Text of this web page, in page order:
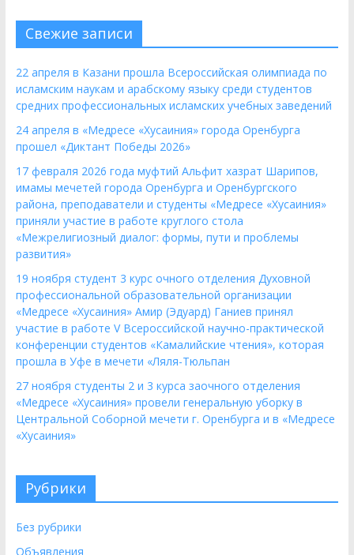
Свежие записи
22 апреля в Казани прошла Всероссийская олимпиада по
исламским наукам и арабскому языку среди студентов
средних профессиональных исламских учебных заведений
24 апреля в «Медресе «Хусаиния» города Оренбурга
прошел «Диктант Победы 2026»
17 февраля 2026 года муфтий Альфит хазрат Шарипов,
имамы мечетей города Оренбурга и Оренбургского
района, преподаватели и студенты «Медресе «Хусаиния»
приняли участие в работе круглого стола
«Межрелигиозный диалог: формы, пути и проблемы
развития»
19 ноября студент 3 курс очного отделения Духовной
профессиональной образовательной организации
«Медресе «Хусаиния» Амир (Эдуард) Ганиев принял
участие в работе V Всероссийской научно-практической
конференции студентов «Камалийские чтения», которая
прошла в Уфе в мечети «Ляля-Тюльпан
27 ноября студенты 2 и 3 курса заочного отделения
«Медресе «Хусаиния» провели генеральную уборку в
Центральной Соборной мечети г. Оренбурга и в «Медресе
«Хусаиния»
Рубрики
Без рубрики
Объявления